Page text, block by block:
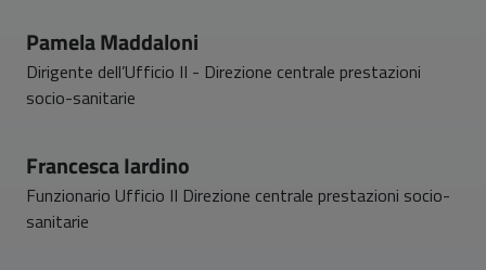
Pamela Maddaloni
Dirigente dell’Ufficio II - Direzione centrale prestazioni
socio-sanitarie
Francesca Iardino
Funzionario Ufficio II Direzione centrale prestazioni socio-
sanitarie